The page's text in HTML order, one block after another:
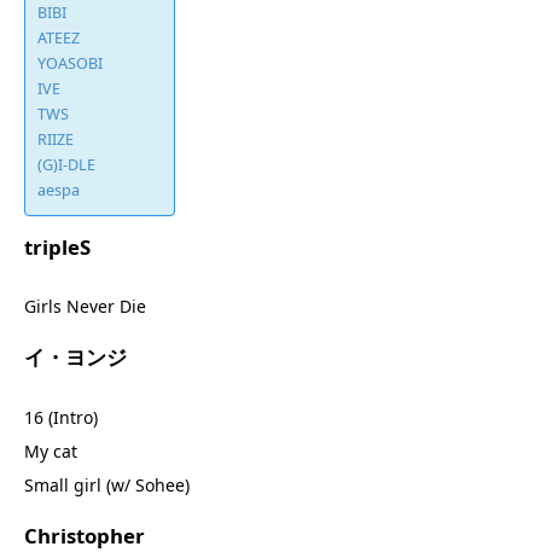
BIBI
ATEEZ
YOASOBI
IVE
TWS
RIIZE
(G)I-DLE
aespa
tripleS
Girls Never Die
イ・ヨンジ
16 (Intro)
My cat
Small girl (w/ Sohee)
Christopher